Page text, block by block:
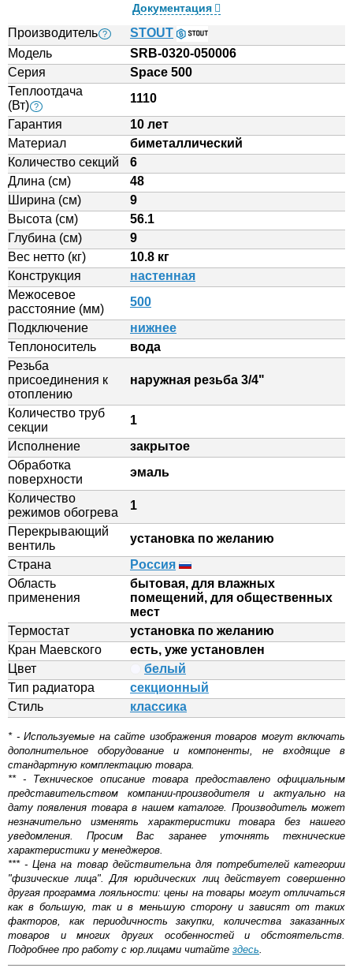
Документация
Производитель ?
STOUT
Модель
SRB-0320-050006
Серия
Space 500
Теплоотдача
(Вт) ?
1110
Гарантия
10 лет
Материал
биметаллический
Количество секций
6
Длина (см)
48
Ширина (см)
9
Высота (см)
56.1
Глубина (см)
9
Вес нетто (кг)
10.8 кг
Конструкция
настенная
Межосевое
расстояние (мм)
500
Подключение
нижнее
Теплоноситель
вода
Резьба
присоединения к
отоплению
наружная резьба 3/4"
Количество труб
секции
1
Исполнение
закрытое
Обработка
поверхности
эмаль
Количество
режимов обогрева
1
Перекрывающий
вентиль
установка по желанию
Страна
Россия
Область
применения
бытовая, для влажных
помещений, для общественных
мест
Термостат
установка по желанию
Кран Маевского
есть, уже установлен
Цвет
белый
Тип радиатора
секционный
Стиль
классика
* - Используемые на сайте изображения товаров могут включать
дополнительное оборудование и компоненты, не входящие в
стандартную комплектацию товара.
** - Техническое описание товара предоставлено официальным
представительством компании-производителя и актуально на
дату появления товара в нашем каталоге. Производитель может
незначительно изменять характеристики товара без нашего
уведомления. Просим Вас заранее уточнять технические
характеристики у менеджеров.
*** - Цена на товар действительна для потребителей категории
"физические лица". Для юридических лиц действует совершенно
другая программа лояльности: цены на товары могут отличаться
как в большую, так и в меньшую сторону и зависят от таких
факторов, как периодичность закупки, количества заказанных
товаров и многих других особенностей и обстоятельств.
Подробнее про работу с юр.лицами читайте здесь